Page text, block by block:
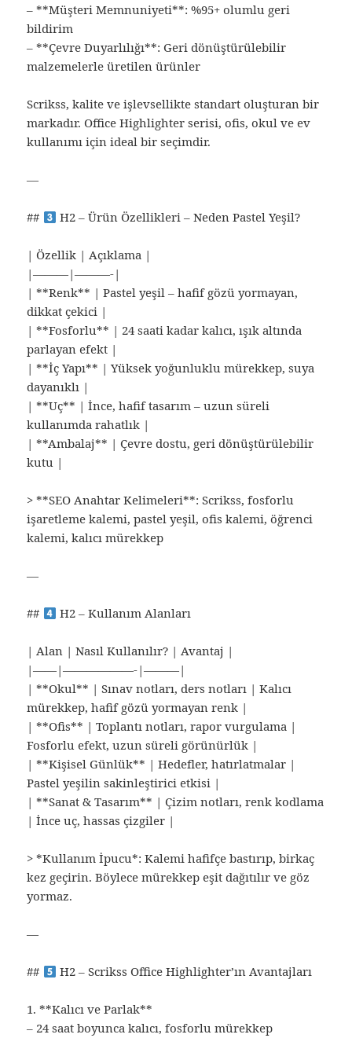
– **Müşteri Memnuniyeti**: %95+ olumlu geri
bildirim
– **Çevre Duyarlılığı**: Geri dönüştürülebilir
malzemelerle üretilen ürünler
Scrikss, kalite ve işlevsellikte standart oluşturan bir
markadır. Office Highlighter serisi, ofis, okul ve ev
kullanımı için ideal bir seçimdir.
—
## H2 – Ürün Özellikleri – Neden Pastel Yeşil?
| Özellik | Açıklama |
|———|———-|
| **Renk** | Pastel yeşil – hafif gözü yormayan,
dikkat çekici |
| **Fosforlu** | 24 saati kadar kalıcı, ışık altında
parlayan efekt |
| **İç Yapı** | Yüksek yoğunluklu mürekkep, suya
dayanıklı |
| **Uç** | İnce, hafif tasarım – uzun süreli
kullanımda rahatlık |
| **Ambalaj** | Çevre dostu, geri dönüştürülebilir
kutu |
> **SEO Anahtar Kelimeleri**: Scrikss, fosforlu
işaretleme kalemi, pastel yeşil, ofis kalemi, öğrenci
kalemi, kalıcı mürekkep
—
## H2 – Kullanım Alanları
| Alan | Nasıl Kullanılır? | Avantaj |
|——|——————-|———|
| **Okul** | Sınav notları, ders notları | Kalıcı
mürekkep, hafif gözü yormayan renk |
| **Ofis** | Toplantı notları, rapor vurgulama |
Fosforlu efekt, uzun süreli görünürlük |
| **Kişisel Günlük** | Hedefler, hatırlatmalar |
Pastel yeşilin sakinleştirici etkisi |
| **Sanat & Tasarım** | Çizim notları, renk kodlama
| İnce uç, hassas çizgiler |
> *Kullanım İpucu*: Kalemi hafifçe bastırıp, birkaç
kez geçirin. Böylece mürekkep eşit dağıtılır ve göz
yormaz.
—
## H2 – Scrikss Office Highlighter’ın Avantajları
1. **Kalıcı ve Parlak**
– 24 saat boyunca kalıcı, fosforlu mürekkep